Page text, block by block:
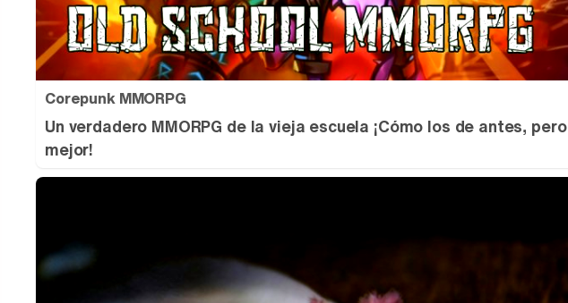
Corepunk MMORPG
Un verdadero MMORPG de la vieja escuela ¡Cómo los de antes, pero
mejor!